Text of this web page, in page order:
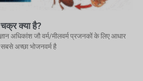
क्या है?
अधिकांश जौ वर्म/मीलवर्म प्रजनकों के लिए आधार
अच्छा भोजनवर्म है